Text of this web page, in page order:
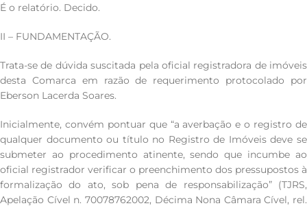
É o relatório. Decido.
II – FUNDAMENTAÇÃO.
Trata-se de dúvida suscitada pela oficial registradora de imóveis
desta Comarca em razão de requerimento protocolado por
Eberson Lacerda Soares.
Inicialmente, convém pontuar que “a averbação e o registro de
qualquer documento ou título no Registro de Imóveis deve se
submeter ao procedimento atinente, sendo que incumbe ao
oficial registrador verificar o preenchimento dos pressupostos à
formalização do ato, sob pena de responsabilização” (TJRS,
Apelação Cível n. 70078762002, Décima Nona Câmara Cível, rel.